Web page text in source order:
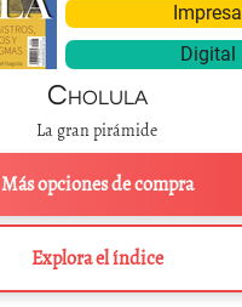
Impresa
Digital
Cholula
La gran pirámide
Más opciones de compra
Explora el índice